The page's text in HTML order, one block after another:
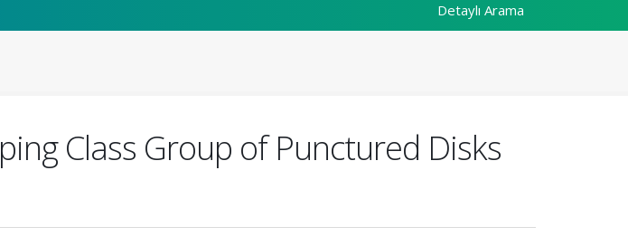
Detaylı Arama
Class Group of Punctured Disks